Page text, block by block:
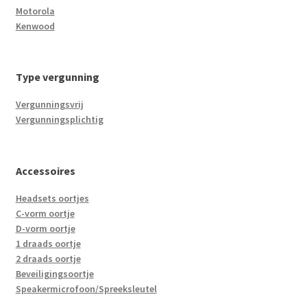
Motorola
Kenwood
Type vergunning
Vergunningsvrij
Vergunningsplichtig
Accessoires
Headsets oortjes
C-vorm oortje
D-vorm oortje
1 draads oortje
2 draads oortje
Beveiligingsoortje
Speakermicrofoon/Spreeksleutel